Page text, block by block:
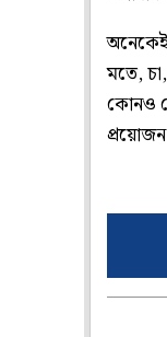
মতে,
কোনও